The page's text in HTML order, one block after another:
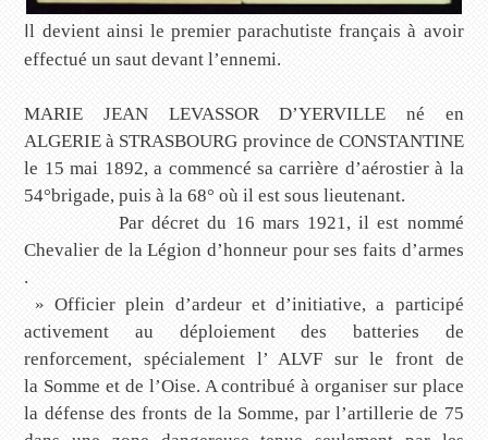
Il devient ainsi le premier parachutiste français à avoir
effectué un saut devant l’ennemi.
MARIE JEAN LEVASSOR D’YERVILLE né en
ALGERIE à STRASBOURG province de CONSTANTINE
le 15 mai 1892, a commencé sa carrière d’aérostier à la
54°brigade, puis à la 68° où il est sous lieutenant.
Par décret du 16 mars 1921, il est nommé
Chevalier de la Légion d’honneur pour ses faits d’armes
.
» Officier plein d’ardeur et d’initiative, a participé
activement au déploiement des batteries de
renforcement, spécialement l’ ALVF sur le front de
la Somme et de l’Oise. A contribué à organiser sur place
la défense des fronts de la Somme, par l’artillerie de 75